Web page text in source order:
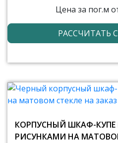
Цена за пог.м
РАССЧИТАТЬ
КОРПУСНЫЙ ШКАФ-КУПЕ
РИСУНКАМИ НА